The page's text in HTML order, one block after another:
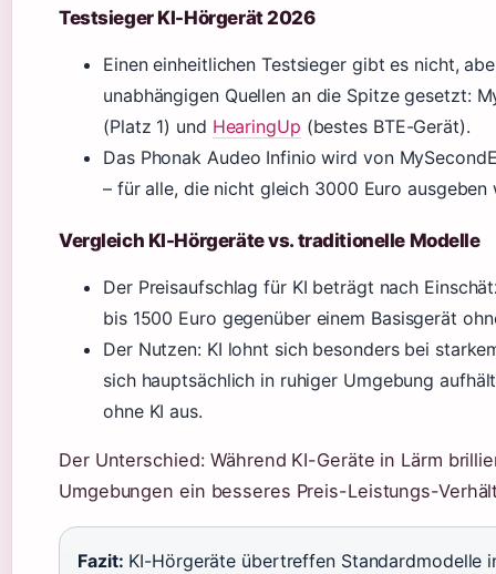
Testsieger KI-Hörgerät 2026
Einen einheitlichen Testsieger gibt es nicht,
unabhängigen Quellen an die Spitze gesetzt:
(Platz 1) und HearingUp (bestes BTE-Gerät).
Das Phonak Audeo Infinio wird von
– für alle, die nicht gleich 3000 Euro ausgeben
Vergleich KI-Hörgeräte vs. traditionelle Modelle
Der Preisaufschlag für KI beträgt nach
bis 1500 Euro gegenüber einem Basisgerät
Der Nutzen: KI lohnt sich besonders bei
sich hauptsächlich in ruhiger Umgebung
ohne KI aus.
Der Unterschied: Während KI-Geräte in Lärm
Umgebungen ein besseres Preis-Leistungs-
Fazit: KI-Hörgeräte übertreffen Standardmodelle